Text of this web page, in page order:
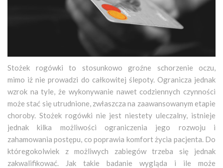
Stożek rogówki to stosunkowo groźne schorzenie oczu,
mimo iż nie prowadzi do całkowitej ślepoty. Ogranicza jednak
wzrok na tyle, że wykonywanie nawet codziennych czynności
może stać się utrudnione, zwłaszcza na zaawansowanym etapie
choroby. Stożek rogówki nie jest niestety uleczalny, istnieje
jednak kilka możliwości ograniczenia jego rozwoju i
zahamowania postępu, co poprawia komfort życia pacjenta. Do
któregokolwiek z możliwych zabiegów trzeba się jednak
zakwalifikować. Jak takie badanie wygląda i ile może